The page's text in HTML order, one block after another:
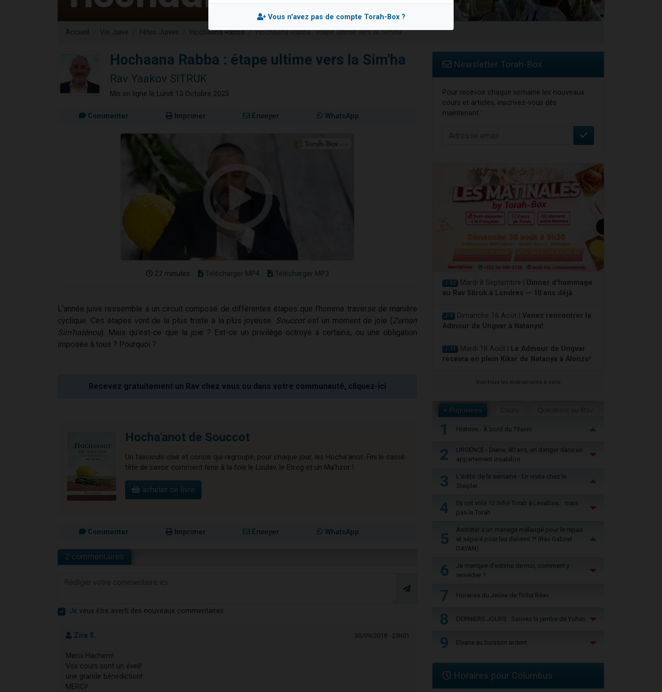
3 personnes viennent de nous rejoindre sur WhatsApp
2 nouvelles musiques dans Torah-Box Music
Nouvelle émission radio : Visions de grandeur n°104 : Le Chabbath et le Birkat Hamazone à travers le temps
4 personnes viennent de nous rejoindre sur WhatsApp
Accueil Vie Juive Fêtes Juives Hochaana Rabba Hochaana Rabba : étape ultime vers la Sim'ha
Hochaana Rabba : étape ultime vers la Sim'ha
Rav Yaakov SITRUK
Mis en ligne le Lundi 13 Octobre 2025
Commenter Imprimer Envoyer WhatsApp
27 minutes Télécharger MP4 Télécharger MP3
L'année juive ressemble à un circuit composé de différentes étapes que l'homme traverse de manière
cyclique. Ces étapes vont de la plus triste à la plus joyeuse. Souccot est un moment de joie (Zeman
Sim'haténou). Mais qu'est-ce que la joie ? Est-ce un privilège octroyé à certains, ou une obligation
imposée à tous ? Pourquoi ?
Recevez gratuitement un Rav chez vous ou dans votre communauté, cliquez-ici
Hocha'anot de Souccot
Un fascicule clair et concis qui regroupe, pour chaque jour, les Hocha'anot. Fini le casse-
tête de savoir comment tenir à la fois le Loulav, le Etrog et un Ma'hzor !
acheter ce livre
Commenter Imprimer Envoyer WhatsApp
2 commentaires
Je veux être averti des nouveaux commentaires
Zira S. 30/09/2018 - 23h01
Merci Hachem!
Vos cours sont un éveil!
une grande bénédiction!
MERCI!
Newsletter Torah-Box
Pour recevoir chaque semaine les nouveaux
cours et articles, inscrivez-vous dès
maintenant :
J-32 Mardi 8 Septembre |
Dinner d'hommage
au Rav Sitruk à Londres — 10 ans déjà
J-9 Dimanche 16 Août | Venez rencontrer le
Admour de Ungvar à Natanya!
J-11 Mardi 18 Août |
Le Admour de Ungvar
recevra en plein Kikar de Natanya à Alonzo!
Voir tous les événements à venir
+ Populaires
1 Histoire - À bord du Titanic
2
URGENCE - Diane, 80 ans, en danger dans un
appartement insalubre
3
L'édito de la semaine - En visite chez le
Steipler
4
Ils ont volé 12 Sifré Torah à Levallois… mais
pas la Torah
5
Assister à un mariage mélangé pour le repas
et séparé pour les danses ?! (Rav Gabriel
DAYAN)
6
Je manque d'estime de moi, comment y
remédier ?
7 Horaires du Jeûne de Ticha Béav
8 DERNIERS JOURS : Sauvez la jambe de Yohan
9 Elyana au buisson ardent
Horaires pour Columbus
Vous n'avez pas de compte Torah-Box ?